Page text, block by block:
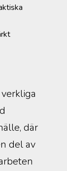
där
del av